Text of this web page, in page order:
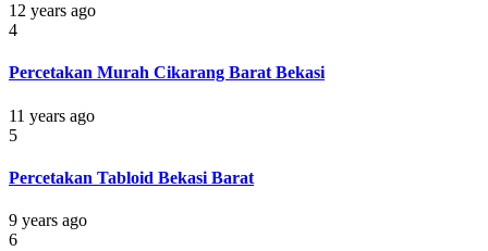
12 years ago
4
Percetakan Murah Cikarang Barat Bekasi
11 years ago
5
Percetakan Tabloid Bekasi Barat
9 years ago
6